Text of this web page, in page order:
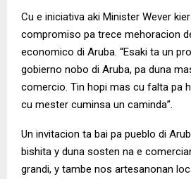
Cu e iniciativa aki Minister Wever
compromiso pa trece mehoracion
economico di Aruba. “Esaki ta un
gobierno nobo di Aruba, pa duna
comercio. Tin hopi mas cu falta pa
cu mester cuminsa un caminda”.
Un invitacion ta bai pa pueblo di
bishita y duna sosten na e
grandi, y tambe nos artesanonan